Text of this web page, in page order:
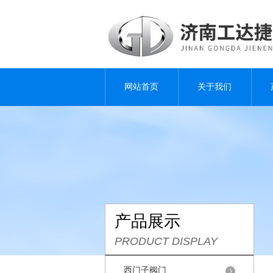
网站首页 关于我们
产品展示
PRODUCT DISPLAY
西门子阀门